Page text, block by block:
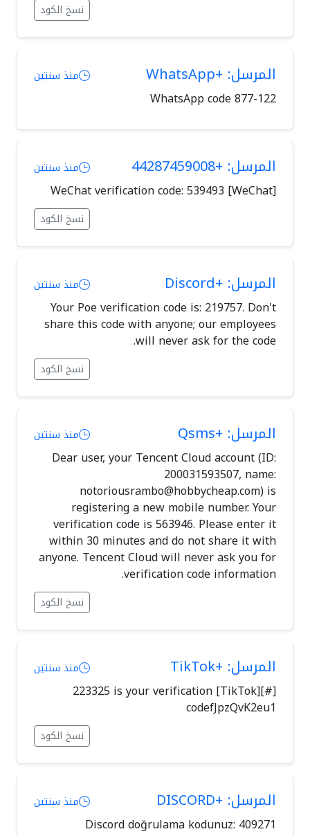
نسخ الكود
المرسل: +WhatsApp منذ سنتين
WhatsApp code 877-122
المرسل: +44287459008 منذ سنتين
[WeChat] WeChat verification code: 539493
نسخ الكود
المرسل: +Discord منذ سنتين
Your Poe verification code is: 219757. Don't
share this code with anyone; our employees
will never ask for the code.
نسخ الكود
المرسل: +Qsms منذ سنتين
Dear user, your Tencent Cloud account (ID:
200031593507, name:
notoriousrambo@hobbycheap.com) is
registering a new mobile number. Your
verification code is 563946. Please enter it
within 30 minutes and do not share it with
anyone. Tencent Cloud will never ask you for
verification code information.
نسخ الكود
المرسل: +TikTok منذ سنتين
[#][TikTok] 223325 is your verification
codefJpzQvK2eu1
نسخ الكود
المرسل: +DISCORD منذ سنتين
Discord doğrulama kodunuz: 409271